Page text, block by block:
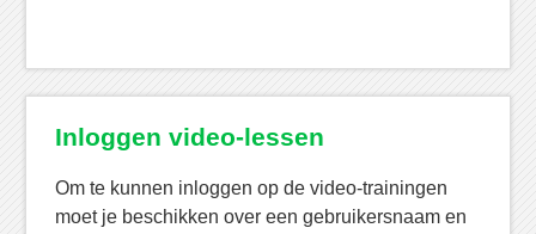
Inloggen video-lessen
Om te kunnen inloggen op de video-trainingen
moet je beschikken over een gebruikersnaam en